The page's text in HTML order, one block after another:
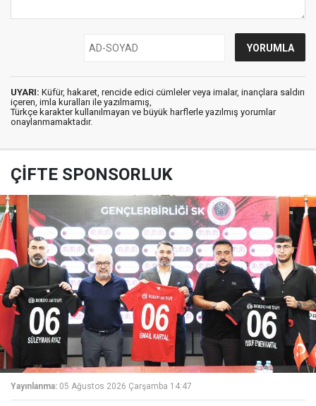
UYARI: Küfür, hakaret, rencide edici cümleler veya imalar, inançlara saldırı
içeren, imla kuralları ile yazılmamış,
Türkçe karakter kullanılmayan ve büyük harflerle yazılmış yorumlar
onaylanmamaktadır.
ÇİFTE SPONSORLUK
Yayınlanma: 05 Ağustos 2026 Çarşamba 14:47